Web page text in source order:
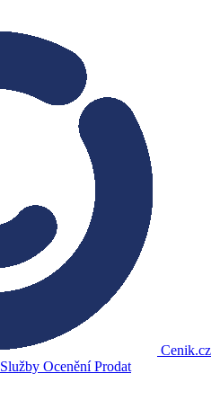
Cenik.cz
Služby OceněníProdat